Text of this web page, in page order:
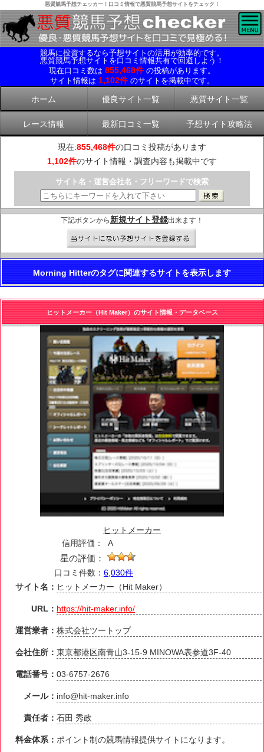
悪質競馬予想チェッカー！口コミ情報で悪質競馬予想サイトをチェック！
競馬に投資するなら予想サイトの活用が効率的です。
悪質競馬予想サイトを口コミ情報共有で回避しよう！
現在口コミ数は 855,468件 の投稿があります。
サイト情報は 1,102件 のサイトを掲載中です。
ホーム 優良サイト一覧 悪質サイト一覧
レース情報 最新口コミ一覧 予想サイト攻略法
現在:855,468件の口コミ投稿があります
1,102件のサイト情報・調査内容も掲載中です
サイト名・運営会社名・フリーワードで検索
下記ボタンから 新規サイト登録出来ます！
Morning Hitterのタグに関連するサイトを表示します
ヒットメーカー（Hit Maker）のサイト情報・データベース
ヒットメーカー
信用評価：
A
星の評価：
口コミ件数： 6,030件
サイト名： ヒットメーカー（Hit Maker）
URL： https://hit-maker.info/
運営業者：株式会社ツートップ
会社住所：東京都港区南青山3-15-9 MINOWA表参道3F-40
電話番号：03-6757-2676
メール： info@hit-maker.info
責任者：石田 秀政
料金体系： ポイント制の競馬情報提供サイトになります。